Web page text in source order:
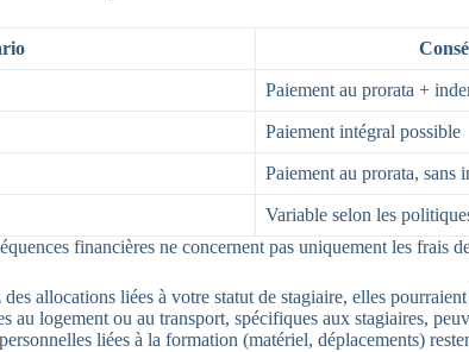
Paiement au prorata +
Paiement intégral possible
Paiement au prorata, sans
Variable selon les
financières ne concernent pas uniquement les frais
allocations liées à votre statut de stagiaire, elles
au logement ou au transport, spécifiques aux stagiaires,
liées à la formation (matériel, déplacements)